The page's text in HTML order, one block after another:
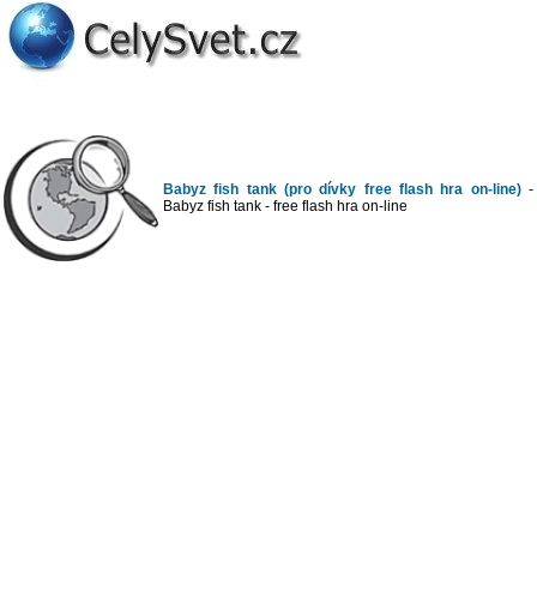
Babyz fish tank (pro dívky free flash hra on-line) -
Babyz fish tank - free flash hra on-line